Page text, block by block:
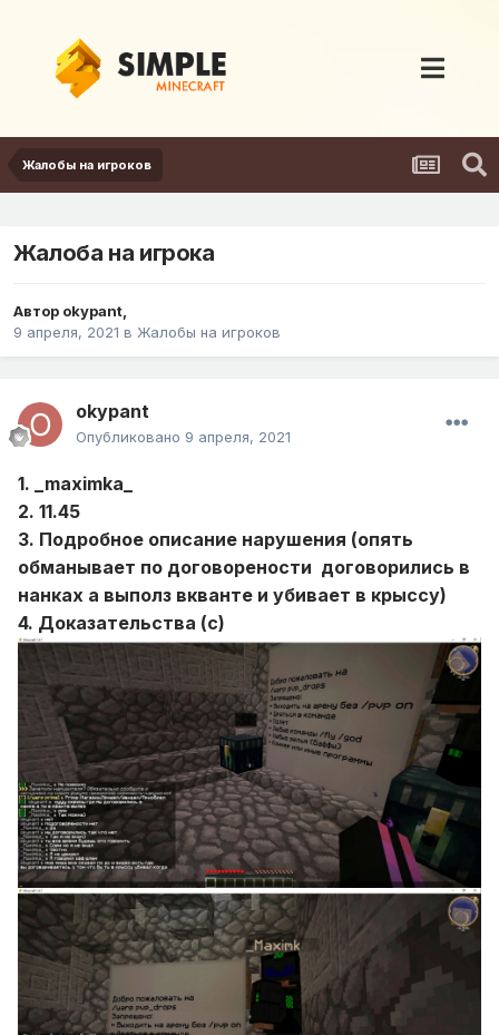
Жалобы на игроков
Жалоба на игрока
Автор okypant,
9 апреля, 2021 в Жалобы на игроков
okypant
Опубликовано 9 апреля, 2021
1. _maximka_
2. 11.45
3. Подробное описание нарушения (опять
обманывает по договорености договорились в
нанках а выполз вкванте и убивает в крыссу)
4. Доказательства (с)